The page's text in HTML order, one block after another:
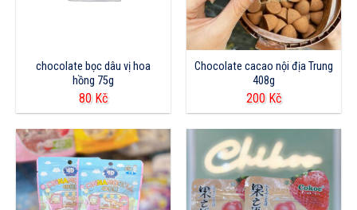
chocolate bọc dâu vị hoa
hồng 75g
80 Kč
Chocolate cacao nội địa Trung
408g
200 Kč